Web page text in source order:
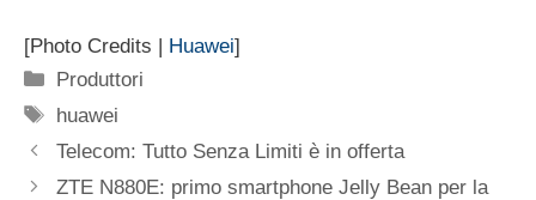
[Photo Credits | Huawei]
Categorie
Produttori
Tag
huawei
Telecom: Tutto Senza Limiti è in offerta
ZTE N880E: primo smartphone Jelly Bean per la